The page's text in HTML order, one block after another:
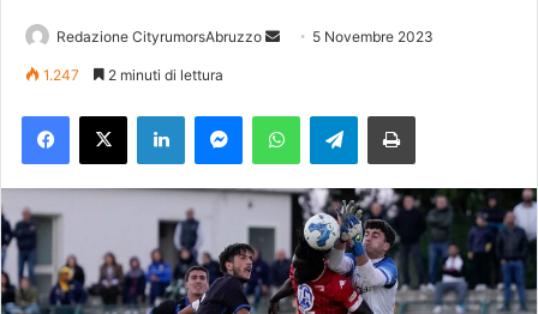
Redazione CityrumorsAbruzzo
a
e
m
5 Novembre 2023
1.247 2 minuti di lettura
Telegram